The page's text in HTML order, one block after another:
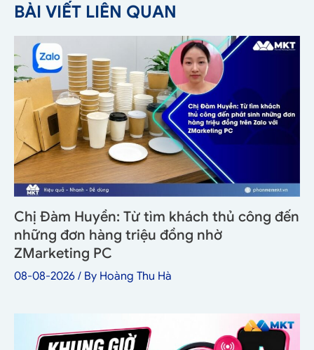
BÀI VIẾT LIÊN QUAN
Chị Đàm Huyền: Từ tìm khách thủ công đến
những đơn hàng triệu đồng nhờ
ZMarketing PC
08-08-2026 / By Hoàng Thu Hà